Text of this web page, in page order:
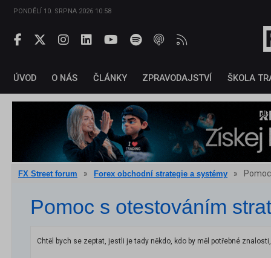
PONDĚLÍ 10. SRPNA 2026 10:58
ÚVOD O NÁS ČLÁNKY ZPRAVODAJSTVÍ ŠKOLA
FX Street forum » Forex obchodní strategie a systémy »
Pomoc s otestováním
Chtěl bych se zeptat, jestli je tady někdo, kdo by měl potřebné